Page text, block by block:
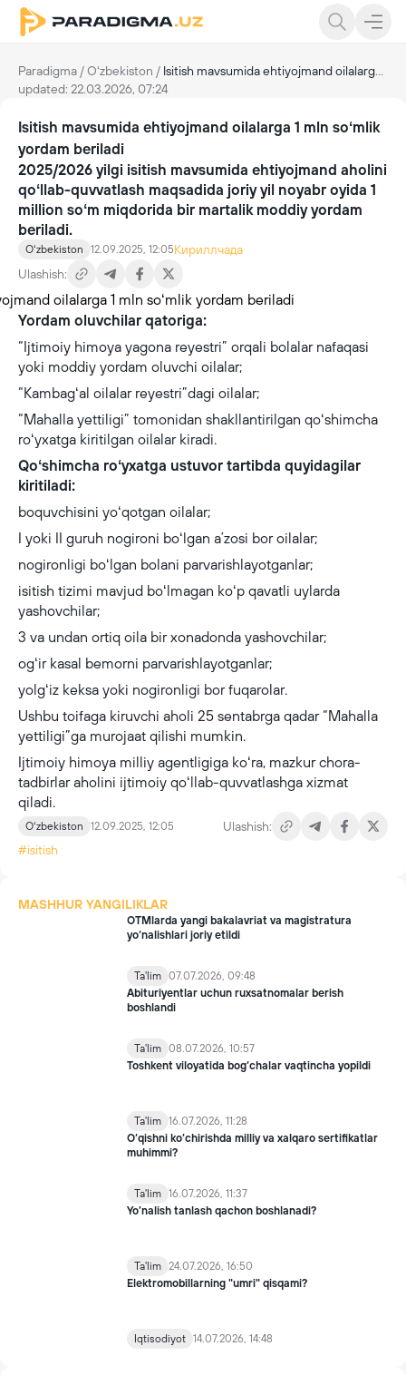
Paradigma /Oʻzbekiston / Isitish mavsumida ehtiyojmand oilalarga 1 mln soʻmlik yordam beriladi
updated: 22.03.2026, 07:24
Isitish mavsumida ehtiyojmand oilalarga 1 mln soʻmlik
yordam beriladi
2025/2026 yilgi isitish mavsumida ehtiyojmand aholini
qoʻllab-quvvatlash maqsadida joriy yil noyabr oyida 1
million soʻm miqdorida bir martalik moddiy yordam
beriladi.
Oʻzbekiston 12.09.2025, 12:05Кириллчада
Ulashish:
Yordam oluvchilar qatoriga:
“Ijtimoiy himoya yagona reyestri” orqali bolalar nafaqasi
yoki moddiy yordam oluvchi oilalar;
“Kambagʻal oilalar reyestri”dagi oilalar;
“Mahalla yettiligi” tomonidan shakllantirilgan qoʻshimcha
roʻyxatga kiritilgan oilalar kiradi.
Qoʻshimcha roʻyxatga ustuvor tartibda quyidagilar
kiritiladi:
boquvchisini yoʻqotgan oilalar;
I yoki II guruh nogironi boʻlgan aʼzosi bor oilalar;
nogironligi boʻlgan bolani parvarishlayotganlar;
isitish tizimi mavjud boʻlmagan koʻp qavatli uylarda
yashovchilar;
3 va undan ortiq oila bir xonadonda yashovchilar;
ogʻir kasal bemorni parvarishlayotganlar;
yolgʻiz keksa yoki nogironligi bor fuqarolar.
Ushbu toifaga kiruvchi aholi 25 sentabrga qadar “Mahalla
yettiligi”ga murojaat qilishi mumkin.
Ijtimoiy himoya milliy agentligiga koʻra, mazkur chora-
tadbirlar aholini ijtimoiy qoʻllab-quvvatlashga xizmat
qiladi.
Oʻzbekiston 12.09.2025, 12:05
Ulashish:
#isitish
MASHHUR YANGILIKLAR
OTMlarda yangi bakalavriat va magistratura
yo‘nalishlari joriy etildi
Ta'lim 07.07.2026, 09:48
Abituriyentlar uchun ruxsatnomalar berish
boshlandi
Ta'lim 08.07.2026, 10:57
Toshkent viloyatida bog‘chalar vaqtincha yopildi
Ta'lim 16.07.2026, 11:28
O‘qishni ko‘chirishda milliy va xalqaro sertifikatlar
muhimmi?
Ta'lim 16.07.2026, 11:37
Yo’nalish tanlash qachon boshlanadi?
Ta'lim 24.07.2026, 16:50
Elektromobillarning "umri" qisqami?
Iqtisodiyot 14.07.2026, 14:48